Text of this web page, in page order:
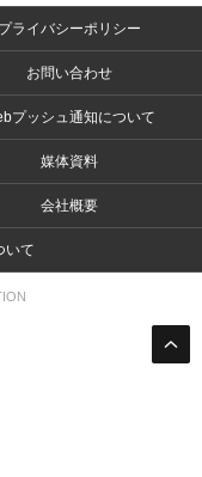
プライバシーポリシー
お問い合わせ
プッシュ通知について
媒体資料
会社概要
いて